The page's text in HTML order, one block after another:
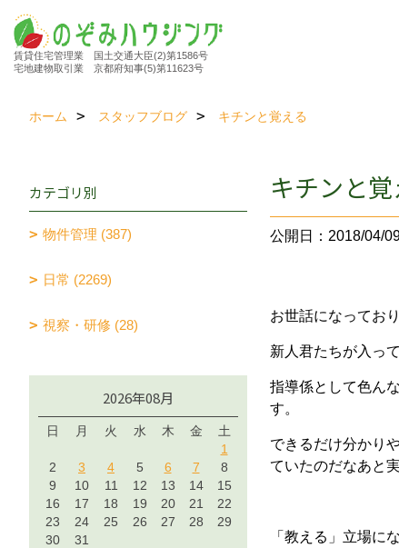
賃貸住宅管理業 国土交通大臣(2)第1586号
宅地建物取引業 京都府知事(5)第11623号
ホーム スタッフブログ キチンと覚える
キチンと覚
公開日：2018/04/
お世話になってお
新人君たちが入っ
指導係として色ん
す。
できるだけ分かり
ていたのだなあと
「教える」立場に
カテゴリ別
物件管理 (387)
日常 (2269)
視察・研修 (28)
2026年08月
日 月 火 水 木 金
土
1
2
3 4 5 6 7
8
9
10 11 12 13 14
15
16
17 18 19 20 21
22
23
24 25 26 27 28
29
30
31